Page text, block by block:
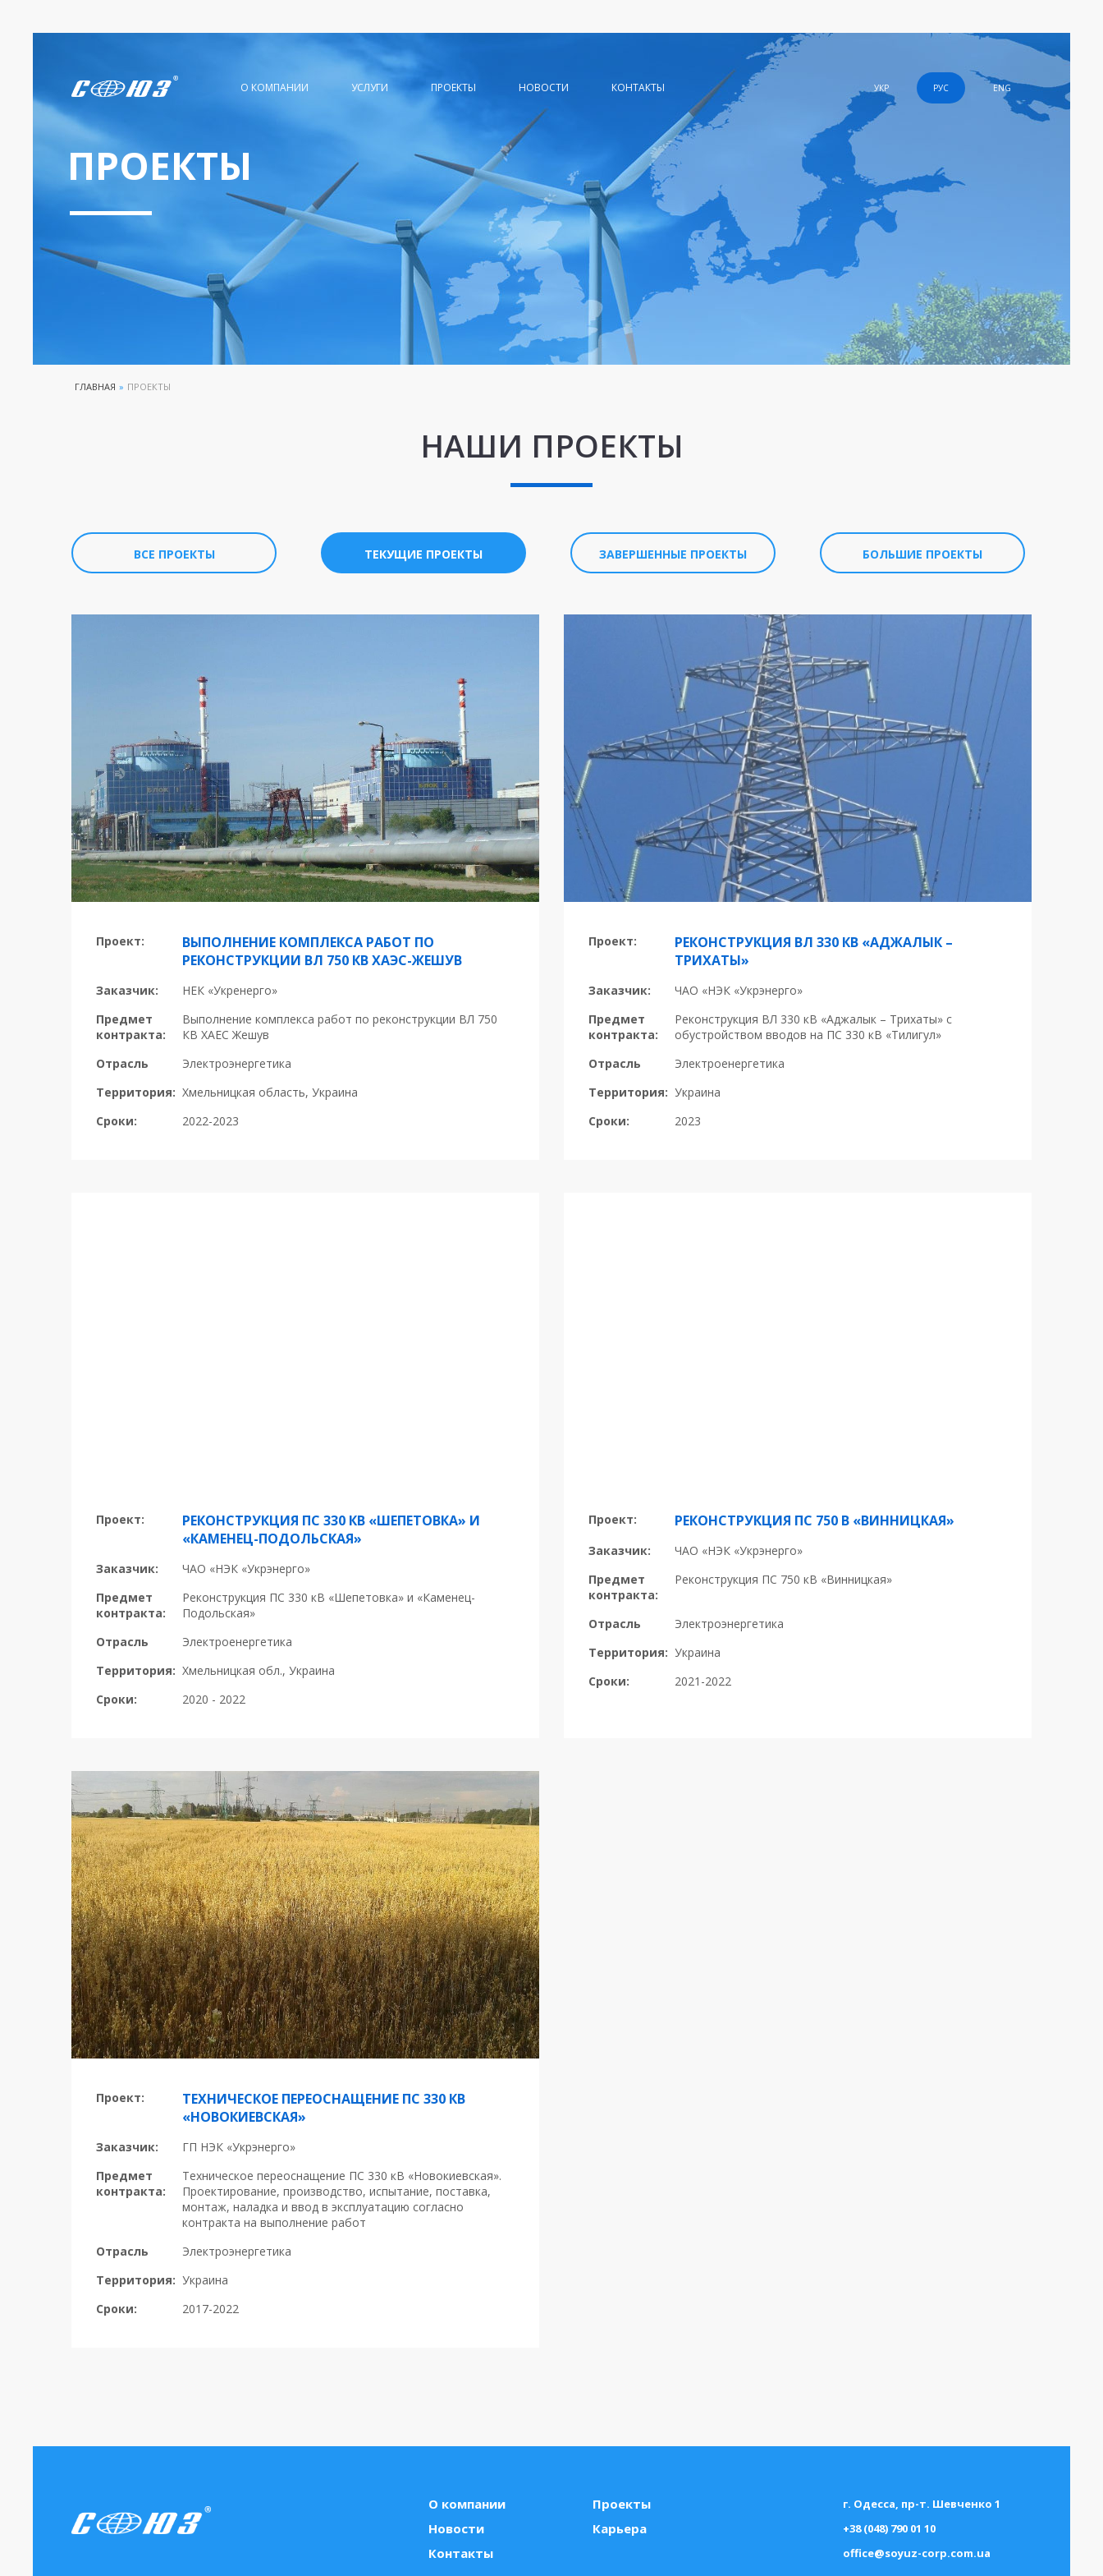
ПРОЕКТЫ
О КОМПАНИИ УСЛУГИ ПРОЕКТЫ НОВОСТИ КОНТАКТЫ УКР РУС ENG
ГЛАВНАЯ » ПРОЕКТЫ
НАШИ ПРОЕКТЫ
ВСЕ ПРОЕКТЫ ТЕКУЩИЕ ПРОЕКТЫ ЗАВЕРШЕННЫЕ ПРОЕКТЫ БОЛЬШИЕ ПРОЕКТЫ
Проект:
ВЫПОЛНЕНИЕ КОМПЛЕКСА РАБОТ ПО
РЕКОНСТРУКЦИИ ВЛ 750 КВ ХАЭС-ЖЕШУВ
Заказчик:
НЕК «Укренерго»
Предмет
контракта:
Выполнение комплекса работ по реконструкции ВЛ 750
КВ ХАЕС Жешув
Отрасль
Электроэнергетика
Территория: Хмельницкая область, Украина
Сроки:
2022-2023
Проект:
РЕКОНСТРУКЦИЯ ВЛ 330 КВ «АДЖАЛЫК –
ТРИХАТЫ»
Заказчик:
ЧАО «НЭК «Укрэнерго»
Предмет
контракта:
Реконструкция ВЛ 330 кВ «Аджалык – Трихаты» с
обустройством вводов на ПС 330 кВ «Тилигул»
Отрасль
Электроенергетика
Территория: Украина
Сроки:
2023
Проект:
РЕКОНСТРУКЦИЯ ПС 330 КВ «ШЕПЕТОВКА» И
«КАМЕНЕЦ-ПОДОЛЬСКАЯ»
Заказчик:
ЧАО «НЭК «Укрэнерго»
Предмет
контракта:
Реконструкция ПС 330 кВ «Шепетовка» и «Каменец-
Подольская»
Отрасль
Электроенергетика
Территория: Хмельницкая обл., Украина
Сроки:
2020 - 2022
Проект: РЕКОНСТРУКЦИЯ ПС 750 В «ВИННИЦКАЯ»
Заказчик:
ЧАО «НЭК «Укрэнерго»
Предмет
контракта:
Реконструкция ПС 750 кВ «Винницкая»
Отрасль
Электроэнергетика
Территория: Украина
Сроки:
2021-2022
Проект:
ТЕХНИЧЕСКОЕ ПЕРЕОСНАЩЕНИЕ ПС 330 КВ
«НОВОКИЕВСКАЯ»
Заказчик:
ГП НЭК «Укрэнерго»
Предмет
контракта:
Техническое переоснащение ПС 330 кВ «Новокиевская».
Проектирование, производство, испытание, поставка,
монтаж, наладка и ввод в эксплуатацию согласно
контракта на выполнение работ
Отрасль
Электроэнергетика
Территория: Украина
Сроки:
2017-2022
О компании
Проекты
Новости
Карьера
Контакты
г. Одесса, пр-т. Шевченко 1
+38 (048) 790 01 10
office@soyuz-corp.com.ua